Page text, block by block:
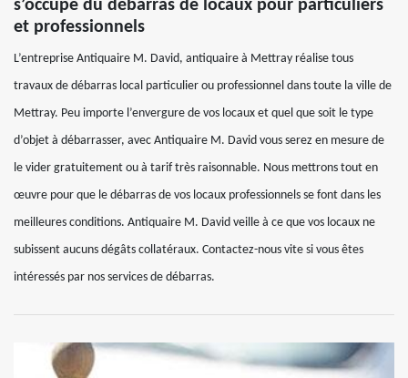
s’occupe du débarras de locaux pour particuliers
et professionnels
L’entreprise Antiquaire M. David, antiquaire à Mettray réalise tous
travaux de débarras local particulier ou professionnel dans toute la ville de
Mettray. Peu importe l’envergure de vos locaux et quel que soit le type
d’objet à débarrasser, avec Antiquaire M. David vous serez en mesure de
le vider gratuitement ou à tarif très raisonnable. Nous mettrons tout en
œuvre pour que le débarras de vos locaux professionnels se font dans les
meilleures conditions. Antiquaire M. David veille à ce que vos locaux ne
subissent aucuns dégâts collatéraux. Contactez-nous vite si vous êtes
intéressés par nos services de débarras.